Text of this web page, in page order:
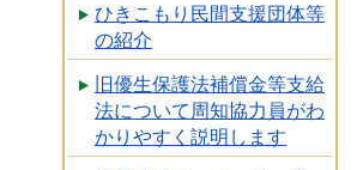
ひきこもり民間支援団体等
の紹介
旧優生保護法補償金等支給
法について周知協力員がわ
かりやすく説明します